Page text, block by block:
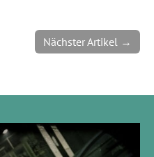
Nächster Artikel →